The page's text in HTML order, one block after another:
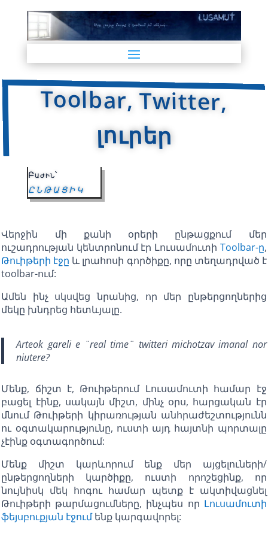
Toolbar, Twitter,
լուրեր
Բաժին՝
ԸՆԹԱՑԻԿ
Վերջին մի քանի օրերի ընթացքում մեր
ուշադրության կենտրոնում էր Լուսամուտի Toolbar-ը,
Թուիթերի էջը և լրահոսի գործիքը, որը տեղադրված է
toolbar-ում:
Ամեն ինչ սկսվեց նրանից, որ մեր ընթերցողներից
մեկը խնդրեց հետևյալը.
Arteok gareli e ¨real time¨ twitteri michotzav imanal nor
niutere?
Մենք, ճիշտ է, Թուիթերում Լուսամուտի համար էջ
բացել էինք, սակայն միշտ, մինչ օրս, հարցական էր
մնում Թուիթերի կիրառության անհրաժեշտությունն
ու օգտակարությունը, ուստի այդ հայտնի պորտալը
չէինք օգտագործում:
Մենք միշտ կարևորում ենք մեր այցելուների/
ընթերցողների կարծիքը, ուստի որոշեցինք, որ
նույնիսկ մեկ հոգու համար պետք է ակտիվացնել
Թուիթերի թարմացումները, ինչպես որ Լուսամուտի
ֆեյսբուքյան էջումենք կարգավորել: